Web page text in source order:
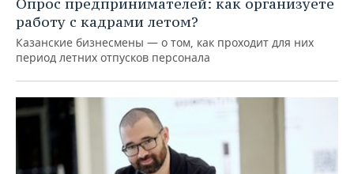
работу с кадрами летом?
Казанские бизнесмены — о том, как проходит для них
период летних отпусков персонала